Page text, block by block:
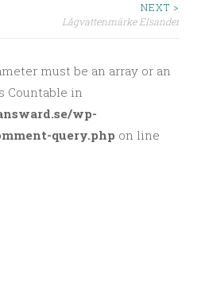
NEXT >
Lågvattenmärke Elsander
must be an array or an
Countable in
wp-
query.php on line